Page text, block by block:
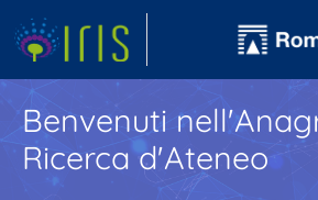
Benvenuti
Ricerca d'Ateneo